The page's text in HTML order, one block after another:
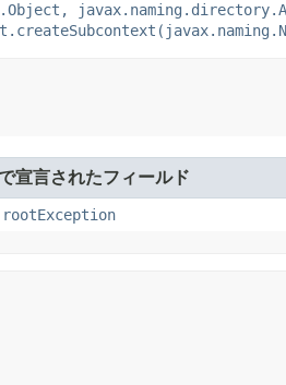
宣言されたフィールド
rootException